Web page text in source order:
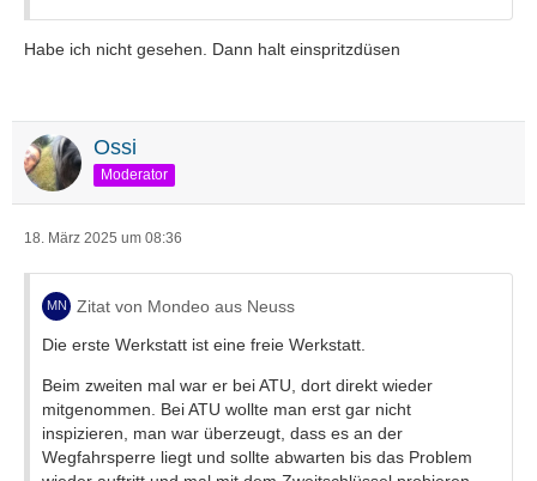
Habe ich nicht gesehen. Dann halt einspritzdüsen
Ossi
Moderator
18. März 2025 um 08:36
Zitat von Mondeo aus Neuss
Die erste Werkstatt ist eine freie Werkstatt.
Beim zweiten mal war er bei ATU, dort direkt wieder
mitgenommen. Bei ATU wollte man erst gar nicht
inspizieren, man war überzeugt, dass es an der
Wegfahrsperre liegt und sollte abwarten bis das Problem